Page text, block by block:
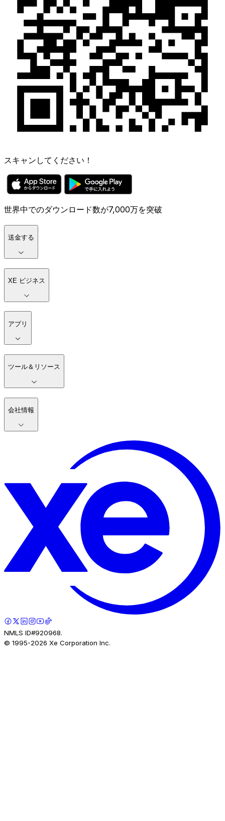
スキャンしてください！
世界中でのダウンロード数が7,000万を突破
送金する
XE ビジネス
アプリ
ツール＆リソース
会社情報
NMLS ID#920968.
© 1995-2026 Xe Corporation Inc.